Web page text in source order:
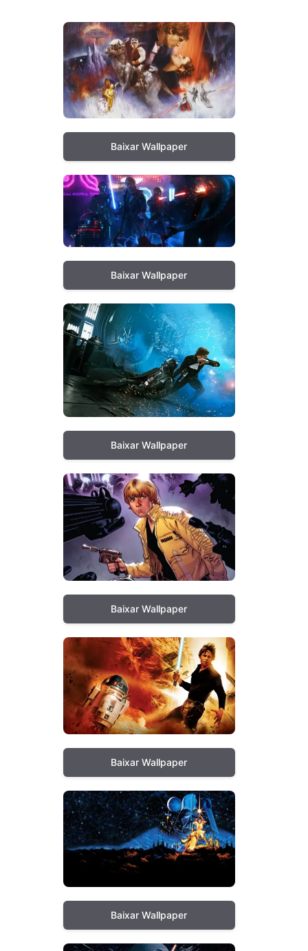
Baixar Wallpaper
Baixar Wallpaper
Baixar Wallpaper
Baixar Wallpaper
Baixar Wallpaper
Baixar Wallpaper